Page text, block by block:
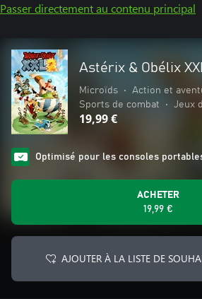
Passer directement au contenu principal
Astérix & Obélix
Microïds • Action et
Sports de combat
• Jeux
19,99 €
Optimisé pour les consoles
ACHETER
19,99 €
AJOUTER À LA LISTE DE